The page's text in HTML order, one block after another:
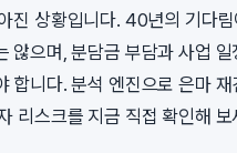
진 상황입니다. 40년의 기다
않으며, 분담금 부담과 사업 일
합니다. 분석 엔진으로 은마
리스크를 지금 직접 확인해 보